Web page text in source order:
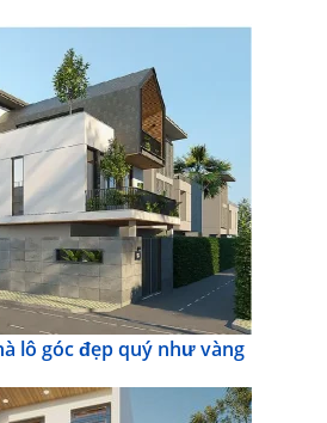
lô góc đẹp quý như vàng